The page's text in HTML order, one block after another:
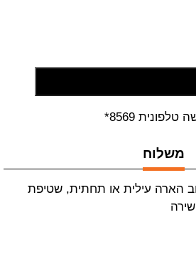
טלפונית 8569*
משלוח
ב90° לשילוב הארה עילית או תחתית, שטיפת